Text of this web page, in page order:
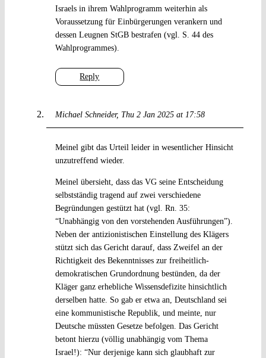
Reply
Israels in ihrem Wahlprogramm weiterhin als
Voraussetzung für Einbürgerungen verankern und
dessen Leugnen StGB bestrafen (vgl. S. 44 des
Wahlprogrammes).
Michael Schneider Thu 2 Jan 2025 at 17:58
Meinel gibt das Urteil leider in wesentlicher Hinsicht
unzutreffend wieder.
Meinel übersieht, dass das VG seine Entscheidung
selbstständig tragend auf zwei verschiedene
Begründungen gestützt hat (vgl. Rn. 35:
“Unabhängig von den vorstehenden Ausführungen”).
Neben der antizionistischen Einstellung des Klägers
stützt sich das Gericht darauf, dass Zweifel an der
Richtigkeit des Bekenntnisses zur freiheitlich-
demokratischen Grundordnung bestünden, da der
Kläger ganz erhebliche Wissensdefizite hinsichtlich
derselben hatte. So gab er etwa an, Deutschland sei
eine kommunistische Republik, und meinte, nur
Deutsche müssten Gesetze befolgen. Das Gericht
betont hierzu (völlig unabhängig vom Thema
Israel!): “Nur derjenige kann sich glaubhaft zur